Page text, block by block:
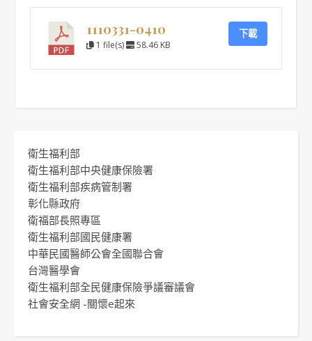
1110331-0410
1 file(s) 58.46 KB
下載
衛生福利部
衛生福利部中央健康保險署
衛生福利部疾病管制署
彰化縣政府
衛福部長照專區
衛生福利部國民健康署
中華民國醫師公會全國聯合會
台灣醫學會
衛生福利部全民健康保險爭議審議會
社會安全網 -關懷e起來